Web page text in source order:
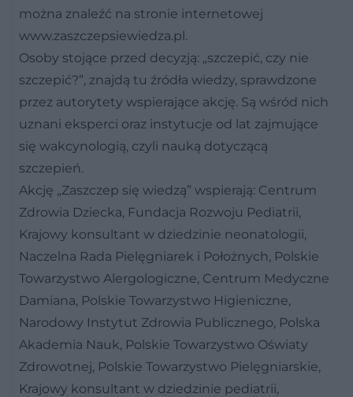
można znaleźć na stronie internetowej
www.zaszczepsiewiedza.pl.
Osoby stojące przed decyzją: „szczepić, czy nie
szczepić?”, znajdą tu źródła wiedzy, sprawdzone
przez autorytety wspierające akcję. Są wśród nich
uznani eksperci oraz instytucje od lat zajmujące
się wakcynologią, czyli nauką dotyczącą
szczepień.
Akcję „Zaszczep się wiedzą” wspierają: Centrum
Zdrowia Dziecka, Fundacja Rozwoju Pediatrii,
Krajowy konsultant w dziedzinie neonatologii,
Naczelna Rada Pielęgniarek i Położnych, Polskie
Towarzystwo Alergologiczne, Centrum Medyczne
Damiana, Polskie Towarzystwo Higieniczne,
Narodowy Instytut Zdrowia Publicznego, Polska
Akademia Nauk, Polskie Towarzystwo Oświaty
Zdrowotnej, Polskie Towarzystwo Pielęgniarskie,
Krajowy konsultant w dziedzinie pediatrii,